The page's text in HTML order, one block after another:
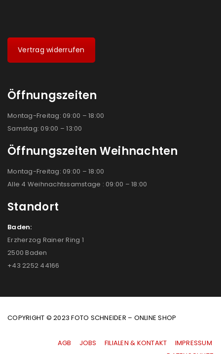
Vertrag widerrufen
Öffnungszeiten
Montag-Freitag: 09:00 – 18:00
Samstag: 09:00 – 13:00
Öffnungszeiten Weihnachten
Montag-Freitag: 09:00 – 18:00
Alle 4 Weihnachtssamstage : 09:00 – 18:00
Standort
Baden:
Erzherzog Rainer Ring 1
2500 Baden
+43 2252 44166
COPYRIGHT © 2023 FOTO SCHNEIDER – ONLINE SHOP
AGB JOBS FILIALEN & KONTAKT
IMPRESSUM